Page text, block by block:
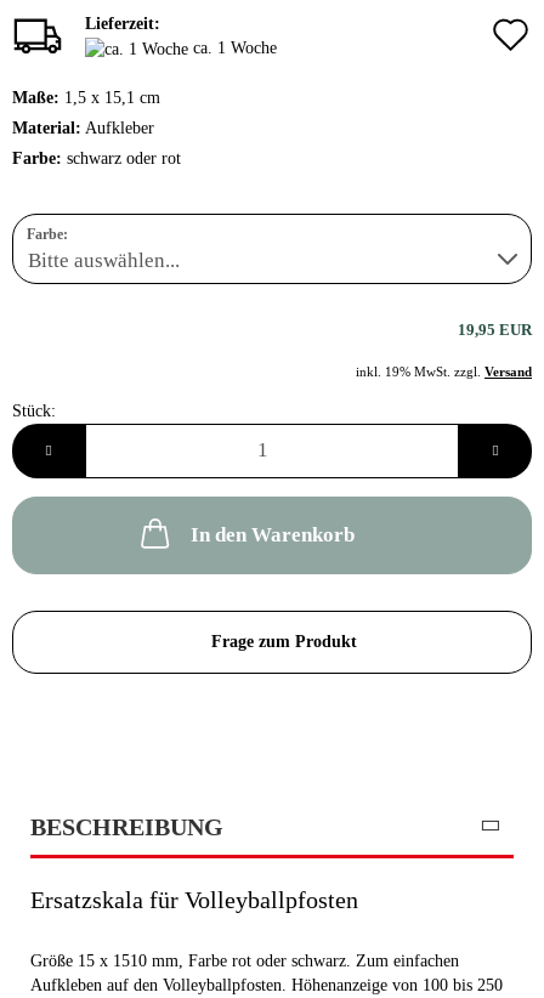
Lieferzeit:
ca. 1 Woche
Maße: 1,5 x 15,1 cm
Material: Aufkleber
Farbe: schwarz oder rot
Farbe:
19,95 EUR
inkl. 19% MwSt. zzgl. Versand
Stück:
Stück
In den Warenkorb
Frage zum Produkt
BESCHREIBUNG
Ersatzskala für Volleyballpfosten
Größe 15 x 1510 mm, Farbe rot oder schwarz. Zum einfachen
Aufkleben auf den Volleyballpfosten. Höhenanzeige von 100 bis 250